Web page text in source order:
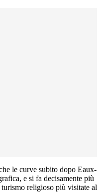
le curve subito dopo Eaux-
e si fa decisamente più
turismo religioso più visitate al